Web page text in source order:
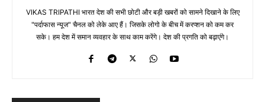
VIKAS TRIPATHI भारत देश की सभी छोटी और बड़ी खबरों को सामने दिखाने के लिए
"पर्दाफास न्यूज" चैनल को लेके आए हैं। जिसके लोगो के बीच में करप्शन को कम कर
सके। हम देश में समान व्यवहार के साथ काम करेंगे। देश की प्रगति को बढ़ाएंगे।